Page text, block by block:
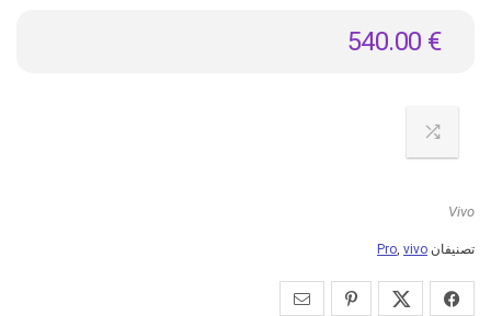
€
540.00
Vivo
تصنيفان Pro, vivo